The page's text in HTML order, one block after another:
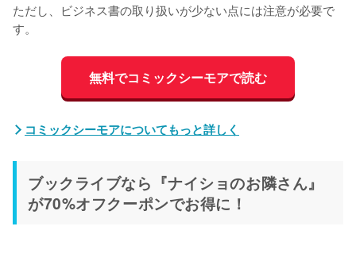
ただし、ビジネス書の取り扱いが少ない点には注意が必要で
す。
無料でコミックシーモアで読む
コミックシーモアについてもっと詳しく
ブックライブなら『ナイショのお隣さん』
が70%オフクーポンでお得に！